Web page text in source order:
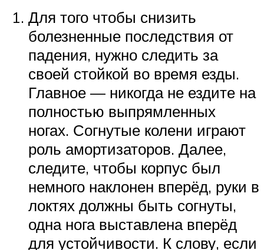
Для того чтобы снизить
болезненные последствия от
падения, нужно следить за
своей стойкой во время езды.
Главное — никогда не ездите на
полностью выпрямленных
ногах. Согнутые колени играют
роль амортизаторов. Далее,
следите, чтобы корпус был
немного наклонен вперёд, руки в
локтях должны быть согнуты,
одна нога выставлена вперёд
для устойчивости. К слову, если